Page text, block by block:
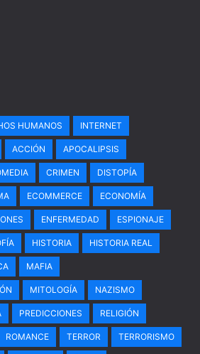
HUMANOS INTERNET
ACCIÓN APOCALIPSIS
CRIMEN DISTOPÍA
ECOMMERCE ECONOMÍA
ENFERMEDAD ESPIONAJE
HISTORIA HISTORIA REAL
MAFIA
MITOLOGÍA NAZISMO
PREDICCIONES RELIGIÓN
ROMANCE TERROR TERRORISMO